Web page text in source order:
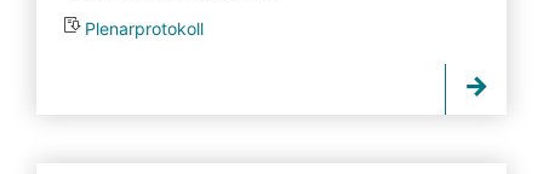
Plenarprotokoll